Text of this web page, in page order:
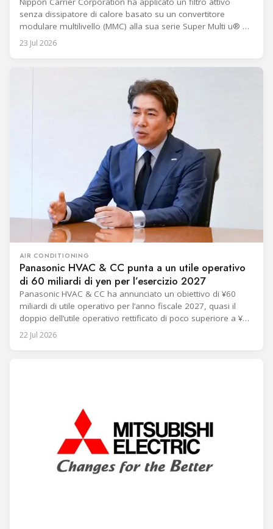
senza dissipatore di calore basato su un convertitore
modulare multilivello (MMC) alla sua serie Super Multi u® di
sistemi di climatizzazione multi-split per edifici. La tecnologia
ha ricevuto l’82° Electrical Engineering Promotion Award
23 Jul 2026
AIR CONDITIONING
Panasonic HVAC & CC punta a un utile operativo
di 60 miliardi di yen per l’esercizio 2027
Panasonic HVAC & CC ha annunciato un obiettivo di ¥60
miliardi di utile operativo per l’anno fiscale 2027, quasi il
doppio dell’utile operativo rettificato di poco superiore a ¥33
miliardi registrato dalla sua attività predecessore nell’anno
fiscale 2026. L’azienda perseguirà ricavi ricorrenti da
22 Jul 2026